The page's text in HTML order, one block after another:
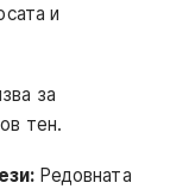
и
за
тен.
Редовната